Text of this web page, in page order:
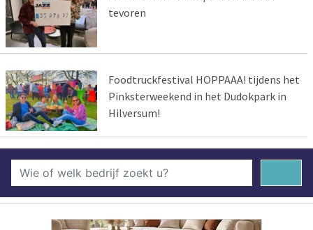
tevoren
Foodtruckfestival HOPPAAA! tijdens het
Pinksterweekend in het Dudokpark in
Hilversum!